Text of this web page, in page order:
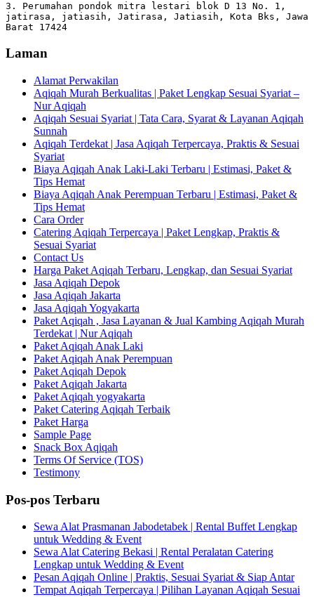
3. Perumahan pondok mitra lestari blok D 13 No. 1,
jatirasa, jatiasih, Jatirasa, Jatiasih, Kota Bks, Jawa
Barat 17424
Laman
Alamat Perwakilan
Aqiqah Murah Berkualitas | Paket Lengkap Sesuai Syariat –
Nur Aqiqah
Aqiqah Sesuai Syariat | Tata Cara, Syarat & Layanan Aqiqah
Sunnah
Aqiqah Terdekat | Jasa Aqiqah Terpercaya, Praktis & Sesuai
Syariat
Biaya Aqiqah Anak Laki-Laki Terbaru | Estimasi, Paket &
Tips Hemat
Biaya Aqiqah Anak Perempuan Terbaru | Estimasi, Paket &
Tips Hemat
Cara Order
Catering Aqiqah Terpercaya | Paket Lengkap, Praktis &
Sesuai Syariat
Contact Us
Harga Paket Aqiqah Terbaru, Lengkap, dan Sesuai Syariat
Jasa Aqiqah Depok
Jasa Aqiqah Jakarta
Jasa Aqiqah Yogyakarta
Paket Aqiqah , Jasa Layanan & Jual Kambing Aqiqah Murah
Terdekat | Nur Aqiqah
Paket Aqiqah Anak Laki
Paket Aqiqah Anak Perempuan
Paket Aqiqah Depok
Paket Aqiqah Jakarta
Paket Aqiqah yogyakarta
Paket Catering Aqiqah Terbaik
Paket Harga
Sample Page
Snack Box Aqiqah
Terms Of Service (TOS)
Testimony
Pos-pos Terbaru
Sewa Alat Prasmanan Jabodetabek | Rental Buffet Lengkap
untuk Wedding & Event
Sewa Alat Catering Bekasi | Rental Peralatan Catering
Lengkap untuk Wedding & Event
Pesan Aqiqah Online | Praktis, Sesuai Syariat & Siap Antar
Tempat Aqiqah Terpercaya | Pilihan Layanan Aqiqah Sesuai